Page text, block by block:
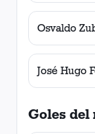
Osvaldo
José Hugo
Goles del